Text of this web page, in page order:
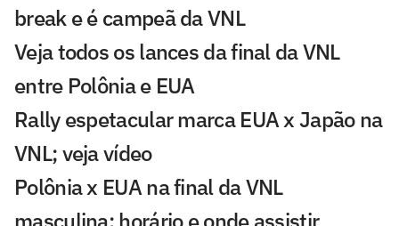
break e é campeã da VNL
Veja todos os lances da final da VNL
entre Polônia e EUA
Rally espetacular marca EUA x Japão na
VNL; veja vídeo
Polônia x EUA na final da VNL